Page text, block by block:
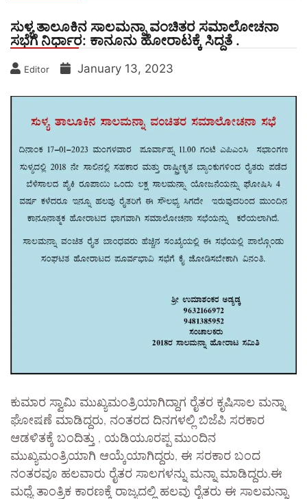
ಸುಳ್ಯ ತಾಲೂಕಿನ ಸಾಲಮನ್ನಾ ವಂಚಿತರ ಸಮಾಲೋಚನಾ
ಸಭೆಗೆ ನಿರ್ಧಾರ: ಕಾನೂನು ಹೋರಾಟಕ್ಕೆ ಸಿದ್ದತೆ .
Editor January 13, 2023
ಕುಮಾರ ಸ್ವಾಮಿ ಮುಖ್ಯಮಂತ್ರಿಯಾಗಿದ್ದಾಗ ರೈತರ ಕೃಷಿಸಾಲ ಮನ್ನಾ
ಘೋಷಣೆ ಮಾಡಿದ್ದರು, ನಂತರದ ದಿನಗಳಲ್ಲಿ ಬಿಜೆಪಿ ಸರಕಾರ
ಆಡಳಿತಕ್ಕೆ ಬಂದಿತ್ತು , ಯಡಿಯೂರಪ್ಪ ಮುಂದಿನ
ಮುಖ್ಯಮಂತ್ರಿಯಾಗಿ ಆಯ್ಕೆಯಾಗಿದ್ದರು, ಈ ಸರಕಾರ ಬಂದ
ನಂತರವೂ ಹಲವಾರು ರೈತರ ಸಾಲಗಳನ್ನು ಮನ್ನಾ ಮಾಡಿದ್ದರು.ಈ
ಮಧ್ಯೆ ತಾಂತ್ರಿಕ ಕಾರಣಕ್ಕೆ ರಾಜ್ಯದಲ್ಲಿ ಹಲವು ರೈತರು ಈ ಸಾಲಮನ್ನಾ